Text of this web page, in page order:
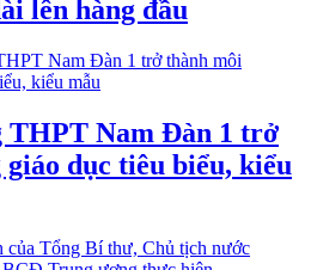
lên hàng đầu
THPT Nam Đàn 1 trở
dục tiêu biểu, kiểu